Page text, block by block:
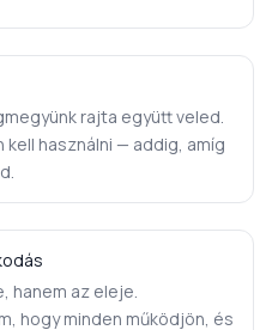
rajta együtt veled.
használni — addig, amíg
hanem az eleje.
hogy minden működjön, és